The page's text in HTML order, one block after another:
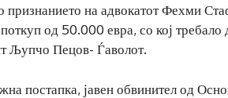
на адвокатот Фехми
од 50.000 евра, со кој требало
Љупчо Пецов- Ѓаволот.
постапка, јавен обвинител од